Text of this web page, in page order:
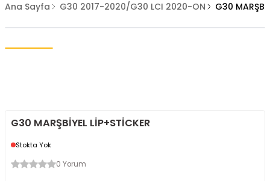
Ana Sayfa G30 2017-2020/G30 LCI 2020-ON G30
G30 MARŞBİYEL LİP+STİCKER
Stokta Yok
0 Yorum